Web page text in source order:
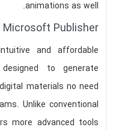
animations as well.
Microsoft Publisher
and affordable
to generate
materials no need
Unlike conventional
more advanced tools